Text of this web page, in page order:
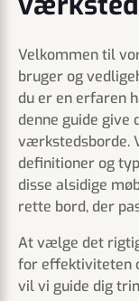
Velkommen til
bruger og
du er en erfaren
denne guide give
værkstedsborde.
definitioner og
disse alsidige
rette bord, der
At vælge det
for effektiviteten
vil vi guide dig